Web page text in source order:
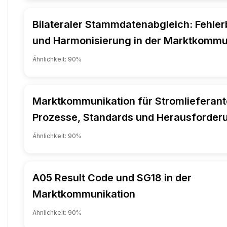
Bilateraler Stammdatenabgleich:
und Harmonisierung in der
Ähnlichkeit: 90%
Marktkommunikation für
Prozesse, Standards und
Ähnlichkeit: 90%
A05 Result Code und SG18 in der
Marktkommunikation
Ähnlichkeit: 90%